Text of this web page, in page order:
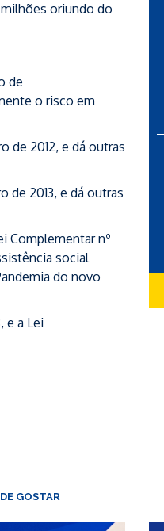
milhões oriundo do
de
o risco em
de 2012, e dá outras
de 2013, e dá outras
Complementar nº
social
do novo
e a Lei
GOSTAR